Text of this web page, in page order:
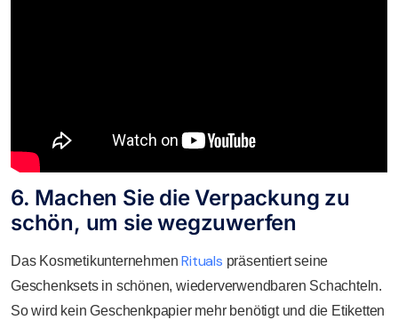
6. Machen Sie die Verpackung zu
schön, um sie wegzuwerfen
Das KosmetikunternehmenRituals präsentiert seine
Geschenksets in schönen, wiederverwendbaren Schachteln.
So wird kein Geschenkpapier mehr benötigt und die Etiketten